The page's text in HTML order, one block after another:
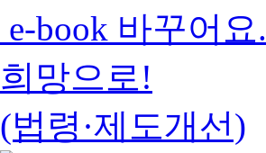
e-book 바꾸어요.
희망으로!
(법령·제도개선)